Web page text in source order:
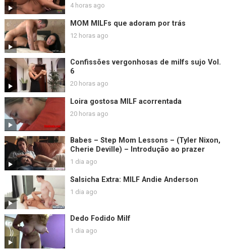
4 horas ago
MOM MILFs que adoram por trás
12 horas ago
Confissões vergonhosas de milfs sujo Vol.
6
20 horas ago
Loira gostosa MILF acorrentada
20 horas ago
Babes – Step Mom Lessons – (Tyler Nixon,
Cherie Deville) – Introdução ao prazer
1 dia ago
Salsicha Extra: MILF Andie Anderson
1 dia ago
Dedo Fodido Milf
1 dia ago